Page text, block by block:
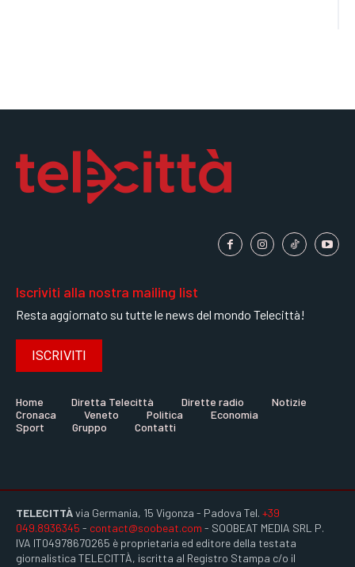
Iscriviti alla nostra mailing list
Resta aggiornato su tutte le news del mondo Telecittà!
ISCRIVITI
Home Diretta Telecittà Dirette radio
Notizie
Cronaca
Veneto Politica
Economia
Sport
Gruppo Contatti
TELECITTÀvia Germania, 15 Vigonza - Padova Tel. +39
049.8936345 - contact@soobeat.com - SOOBEAT MEDIA SRL P.
IVA IT04978670265 è proprietaria ed editore della testata
giornalistica TELECITTÀ, iscritta al Registro Stampa c/o il